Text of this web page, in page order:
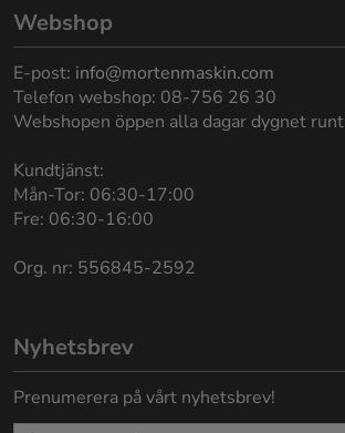
Webshop
E-post: info@mortenmaskin.com
Telefon webshop: 08-756 26 30
Webshopen öppen alla dagar dygnet runt
Kundtjänst:
Mån-Tor: 06:30-17:00
Fre: 06:30-16:00
Org. nr: 556845-2592
Nyhetsbrev
Prenumerera på vårt nyhetsbrev!